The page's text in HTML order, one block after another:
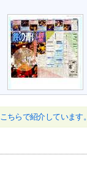
こちらで紹介しています。